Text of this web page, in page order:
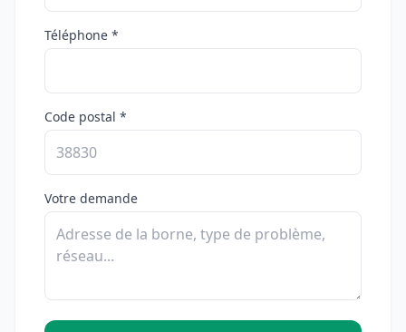
Téléphone *
Code postal *
Votre demande